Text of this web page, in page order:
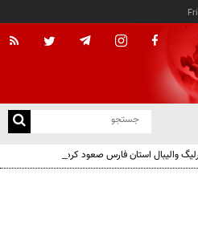
والیبال استان فارس صعود کرد